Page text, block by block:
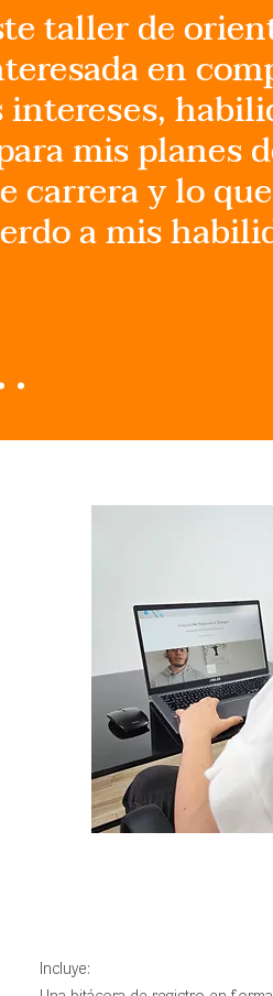
taller de
en
mis planes
carrera y lo
a mis
Incluye: